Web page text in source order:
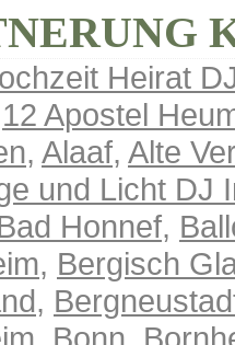
Heirat
12 Apostel
, Alaaf, Alte
und Licht DJ
Honnef,
, Bergisch
,
Bonn